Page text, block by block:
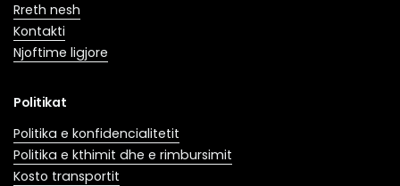
Rreth nesh
Kontakti
Njoftime ligjore
Politikat
Politika e konfidencialitetit
Politika e kthimit dhe e rimbursimit
Kosto transportit